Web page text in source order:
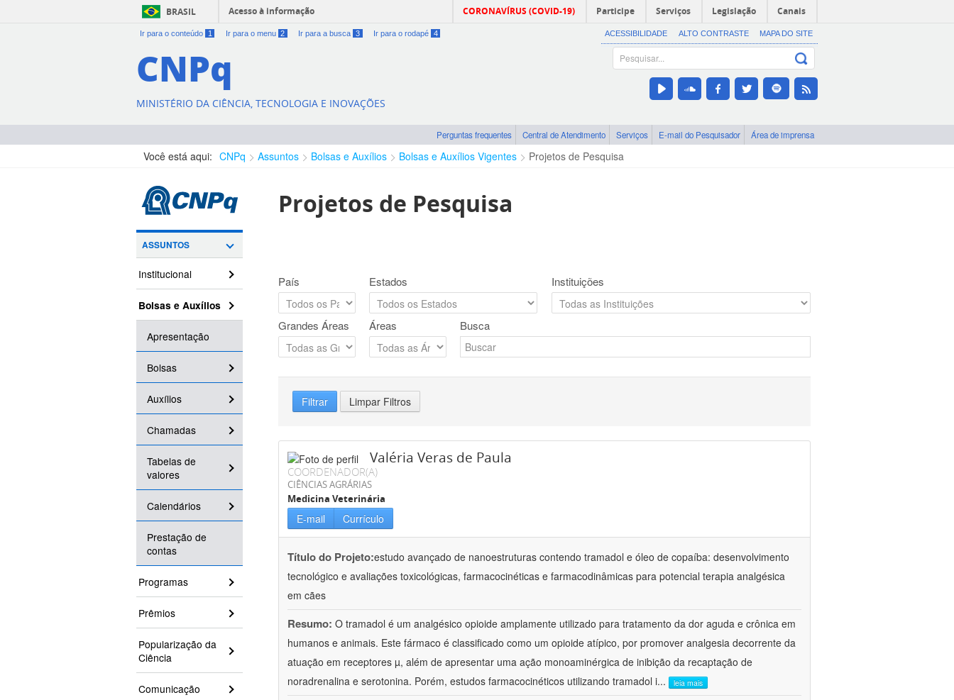
BRASIL Acesso à informação CORONAVÍRUS (COVID-19) Participe Serviços Legislação Canais
Ir para o conteúdo 1 Ir para o menu 2 Ir para a busca 3 Ir para o rodapé 4 ACESSIBILIDADE ALTO CONTRASTE MAPA DO SITE
CNPq
MINISTÉRIO DA CIÊNCIA, TECNOLOGIA E INOVAÇÕES
Perguntas frequentes Central de Atendimento Serviços E-mail do Pesquisador Área de imprensa
Você está aqui: CNPq Assuntos Bolsas e Auxílios Bolsas e Auxílios Vigentes Projetos de Pesquisa
ASSUNTOS
Institucional
Bolsas e Auxílios
Apresentação
Bolsas
Auxílios
Chamadas
Tabelas de
valores
Calendários
Prestação de
contas
Programas
Prêmios
Popularização da
Ciência
Comunicação
Projetos de Pesquisa
País Estados Instituições
Grandes Áreas Áreas Busca
Filtrar Limpar Filtros
Valéria Veras de Paula
COORDENADOR(A)
CIÊNCIAS AGRÁRIAS
Medicina Veterinária
E-mail Currículo
Título do Projeto:estudo avançado de nanoestruturas contendo tramadol e óleo de copaíba: desenvolvimento
tecnológico e avaliações toxicológicas, farmacocinéticas e farmacodinâmicas para potencial terapia analgésica
em cães
Resumo: O tramadol é um analgésico opioide amplamente utilizado para tratamento da dor aguda e crônica em
humanos e animais. Este fármaco é classificado como um opioide atípico, por promover analgesia decorrente da
atuação em receptores µ, além de apresentar uma ação monoaminérgica de inibição da recaptação de
noradrenalina e serotonina. Porém, estudos farmacocinéticos utilizando tramadol i... leia mais